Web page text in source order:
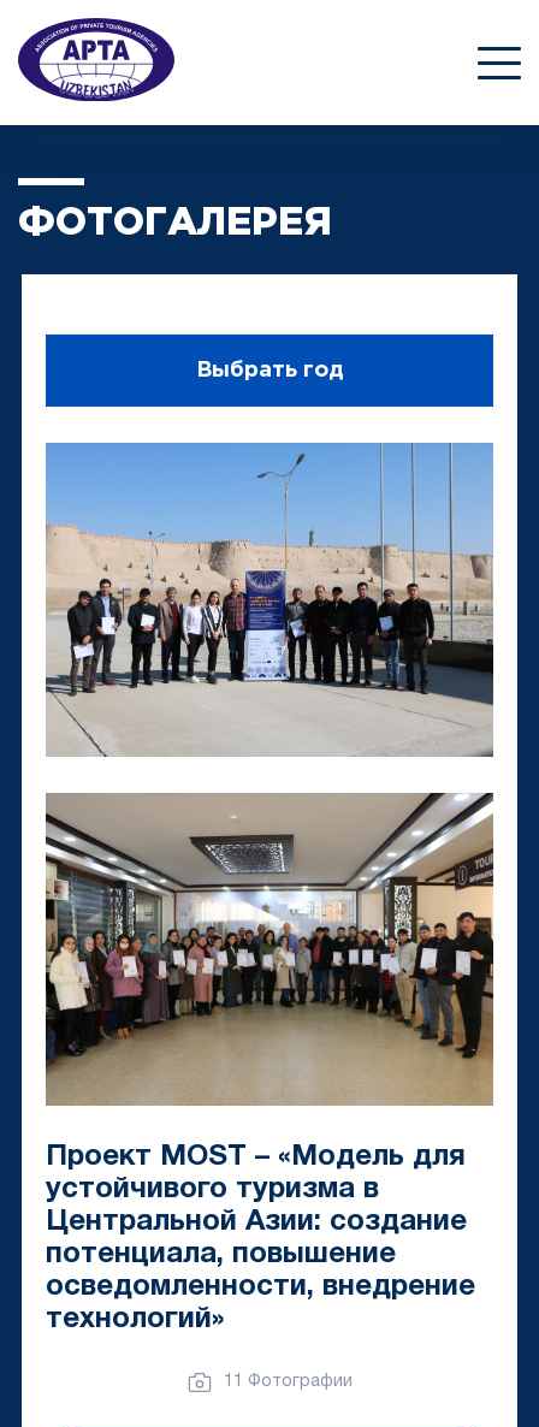
ФОТОГАЛЕРЕЯ
Проект MOST – «Модель для
устойчивого туризма в
Центральной Азии: создание
потенциала, повышение
осведомленности, внедрение
технологий»
11 Фотографии
Выбрать год